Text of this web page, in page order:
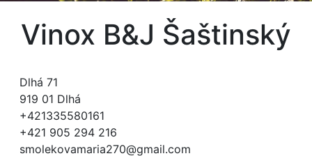
Vinox B&J Šaštinský
Dlhá 71
919 01 Dlhá
+421335580161
+421 905 294 216
smolekovamaria270@gmail.com